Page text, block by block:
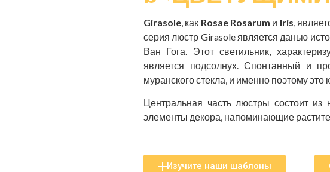
Girasole, как Rosae Rosarum и Iris,
серия люстр Girasole является данью
Ван Гога. Этот светильник,
является подсолнух. Спонтанный и
муранского стекла, и именно поэтому это
Центральная часть люстры состоит из
элементы декора, напоминающие
Изучите наши шаблоны